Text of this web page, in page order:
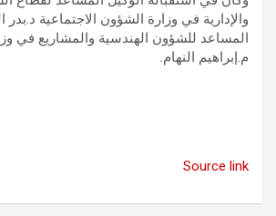
والإدارية في وزارة الشؤون الاجتماعية د.بدر
المساعد للشؤون الهندسية والمشاريع في
م.إبراهيم النهام.
Source link